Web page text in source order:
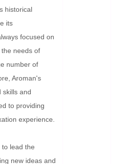
historical
its
focused on
needs of
number of
Aroman's
skills and
to providing
experience.
to lead the
new ideas and